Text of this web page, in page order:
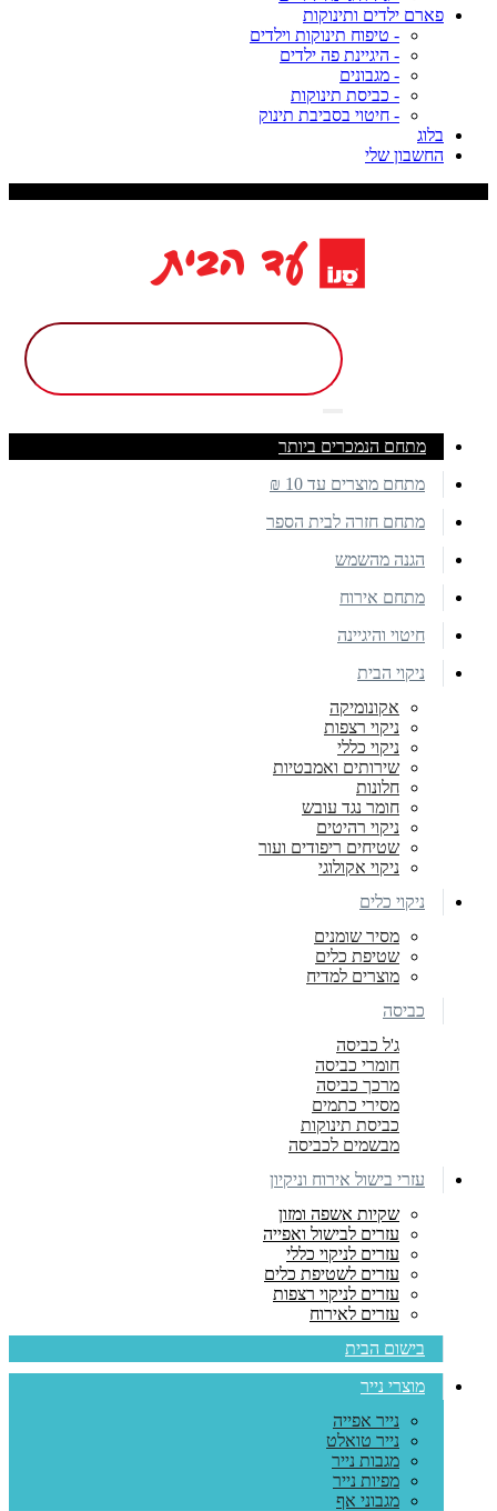
פארם ילדים ותינוקות
- טיפוח תינוקות וילדים
- היגיינת פה ילדים
- מגבונים
- כביסת תינוקות
- חיטוי בסביבת תינוק
בלוג
החשבון שלי
מתחם הנמכרים ביותר
מתחם מוצרים עד 10 ₪
מתחם חזרה לבית הספר
הגנה מהשמש
מתחם אירוח
חיטוי והיגיינה
ניקוי הבית
אקונומיקה
ניקוי רצפות
ניקוי כללי
שירותים ואמבטיות
חלונות
חומר נגד עובש
ניקוי רהיטים
שטיחים ריפודים ועור
ניקוי אקולוגי
ניקוי כלים
מסיר שומנים
שטיפת כלים
מוצרים למדיח
כביסה
ג'ל כביסה
חומרי כביסה
מרכך כביסה
מסירי כתמים
כביסת תינוקות
מבשמים לכביסה
עזרי בישול אירוח וניקיון
שקיות אשפה ומזון
עזרים לבישול ואפייה
עזרים לניקוי כללי
עזרים לשטיפת כלים
עזרים לניקוי רצפות
עזרים לאירוח
בישום הבית
מוצרי נייר
נייר אפייה
נייר טואלט
מגבות נייר
מפיות נייר
מגבוני אף